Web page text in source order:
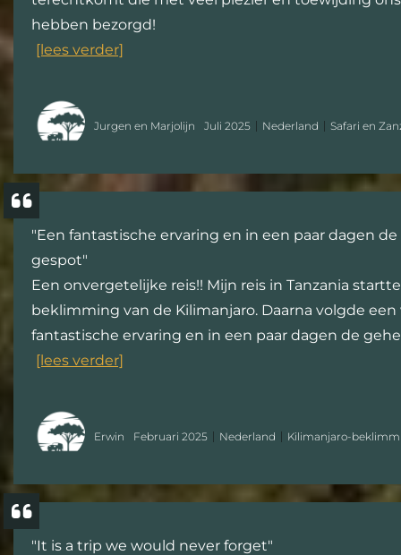
hebben bezorgd!
[lees verder]
Jurgen en Marjolijn Juli 2025 Nederland Safari en
"Een fantastische ervaring en in een paar dagen
gespot"
Een onvergetelijke reis!! Mijn reis in Tanzania
beklimming van de Kilimanjaro. Daarna volgde een
fantastische ervaring en in een paar dagen de
[lees verder]
Erwin Februari 2025 Nederland Kilimanjaro-
"It is a trip we would never forget"